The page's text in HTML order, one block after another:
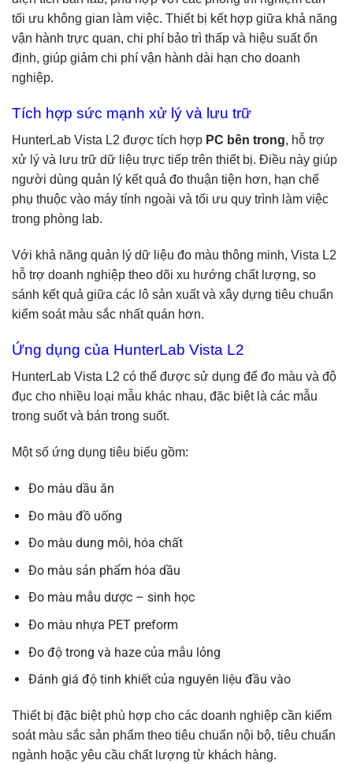
tối ưu không gian làm việc. Thiết bị kết hợp giữa khả năng
vận hành trực quan, chi phí bảo trì thấp và hiệu suất ổn
định, giúp giảm chi phí vận hành dài hạn cho doanh
nghiệp.
Tích hợp sức mạnh xử lý và lưu trữ
HunterLab Vista L2 được tích hợp PC bên trong, hỗ trợ
xử lý và lưu trữ dữ liệu trực tiếp trên thiết bị. Điều này giúp
người dùng quản lý kết quả đo thuận tiện hơn, hạn chế
phụ thuộc vào máy tính ngoài và tối ưu quy trình làm việc
trong phòng lab.
Với khả năng quản lý dữ liệu đo màu thông minh, Vista L2
hỗ trợ doanh nghiệp theo dõi xu hướng chất lượng, so
sánh kết quả giữa các lô sản xuất và xây dựng tiêu chuẩn
kiểm soát màu sắc nhất quán hơn.
Ứng dụng của HunterLab Vista L2
HunterLab Vista L2 có thể được sử dụng để đo màu và độ
đục cho nhiều loại mẫu khác nhau, đặc biệt là các mẫu
trong suốt và bán trong suốt.
Một số ứng dụng tiêu biểu gồm:
Đo màu dầu ăn
Đo màu đồ uống
Đo màu dung môi, hóa chất
Đo màu sản phẩm hóa dầu
Đo màu mẫu dược – sinh học
Đo màu nhựa PET preform
Đo độ trong và haze của mẫu lỏng
Đánh giá độ tinh khiết của nguyên liệu đầu vào
Thiết bị đặc biệt phù hợp cho các doanh nghiệp cần kiểm
soát màu sắc sản phẩm theo tiêu chuẩn nội bộ, tiêu chuẩn
ngành hoặc yêu cầu chất lượng từ khách hàng.